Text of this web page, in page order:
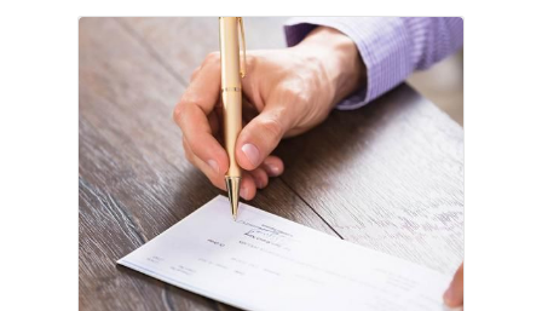
podem recorrer às juntas de freguesia
e Espaços do Cidadão, bem como aos
serviços de Finanças, havendo
centenas destes locais de apoio por
todo o país.Fonte: ECO